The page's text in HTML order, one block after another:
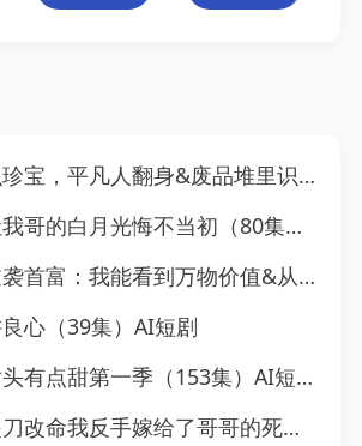
人翻身&废品堆里识珍宝平凡人翻身（51集）AI短剧
的白月光悔不当初（80集）AI短剧
到万物价值&从收废品逆袭首富我能看到万物价值（60集）AI短剧
心（39集）AI短剧
有点甜第一季（153集）AI短剧
我反手嫁给了哥哥的死对头（84集）AI短剧